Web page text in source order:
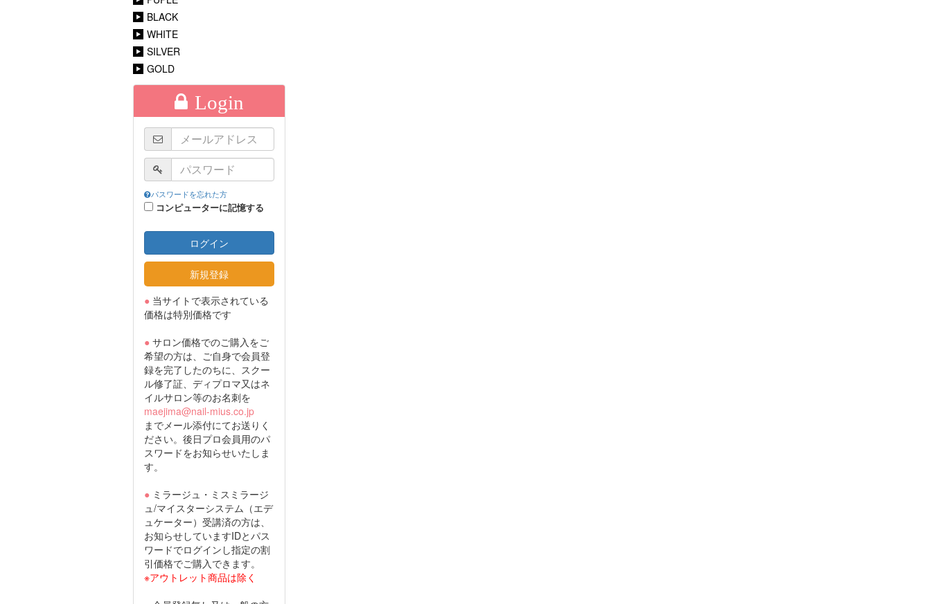
BLACK
WHITE
SILVER
GOLD
Login
パスワードを忘れた方
コンピューターに記憶する
ログイン
新規登録
● 当サイトで表示されている
価格は特別価格です
● サロン価格でのご購入をご
希望の方は、ご自身で会員登
録を完了したのちに、スクー
ル修了証、ディプロマ又はネ
イルサロン等のお名刺を
maejima@nail-mius.co.jp
までメール添付にてお送りく
ださい。後日プロ会員用のパ
スワードをお知らせいたしま
す。
● ミラージュ・ミスミラージ
ュ/マイスターシステム（エデ
ュケーター）受講済の方は、
お知らせしていますIDとパス
ワードでログインし指定の割
引価格でご購入できます。
※アウトレット商品は除く